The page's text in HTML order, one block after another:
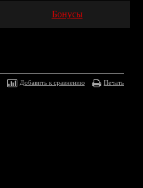
Бонусы
Добавить к сравнению Печать